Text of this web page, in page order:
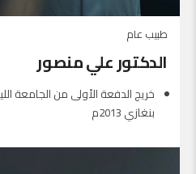
طبيب عام
الدكتور علي منصور
خريج الدفعة الأولى من الجامعة
بنغازي 2013م